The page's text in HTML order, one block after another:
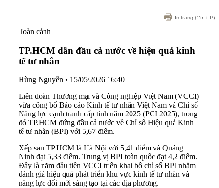
In trang (Ctr + P)
Toàn cảnh
TP.HCM dẫn đầu cả nước về hiệu quả kinh
tế tư nhân
Hùng Nguyễn • 15/05/2026 16:40
Liên đoàn Thương mại và Công nghiệp Việt Nam (VCCI)
vừa công bố Báo cáo Kinh tế tư nhân Việt Nam và Chỉ số
Năng lực cạnh tranh cấp tỉnh năm 2025 (PCI 2025), trong
đó TP.HCM đứng đầu cả nước về Chỉ số Hiệu quả Kinh
tế tư nhân (BPI) với 5,67 điểm.
Xếp sau TP.HCM là Hà Nội với 5,41 điểm và Quảng
Ninh đạt 5,33 điểm. Trung vị BPI toàn quốc đạt 4,2 điểm.
Đây là năm đầu tiên VCCI triển khai bộ chỉ số BPI nhằm
đánh giá hiệu quả phát triển khu vực kinh tế tư nhân và
năng lực đổi mới sáng tạo tại các địa phương.